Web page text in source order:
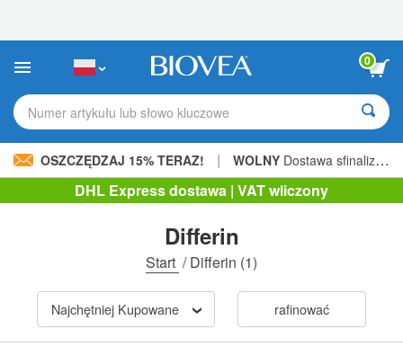
strona
internetowa
zawiera
ułatwień
dostępu.
0
Numer artykułu lub słowo kluczowe
OSZCZĘDZAJ 15% TERAZ! | WOLNY Dostawa sfinalizowana 206,00 zł »
DHL Express dostawa | VAT wliczony
Differin
Start /Differin (1)
Najchętniej Kupowane rafinować